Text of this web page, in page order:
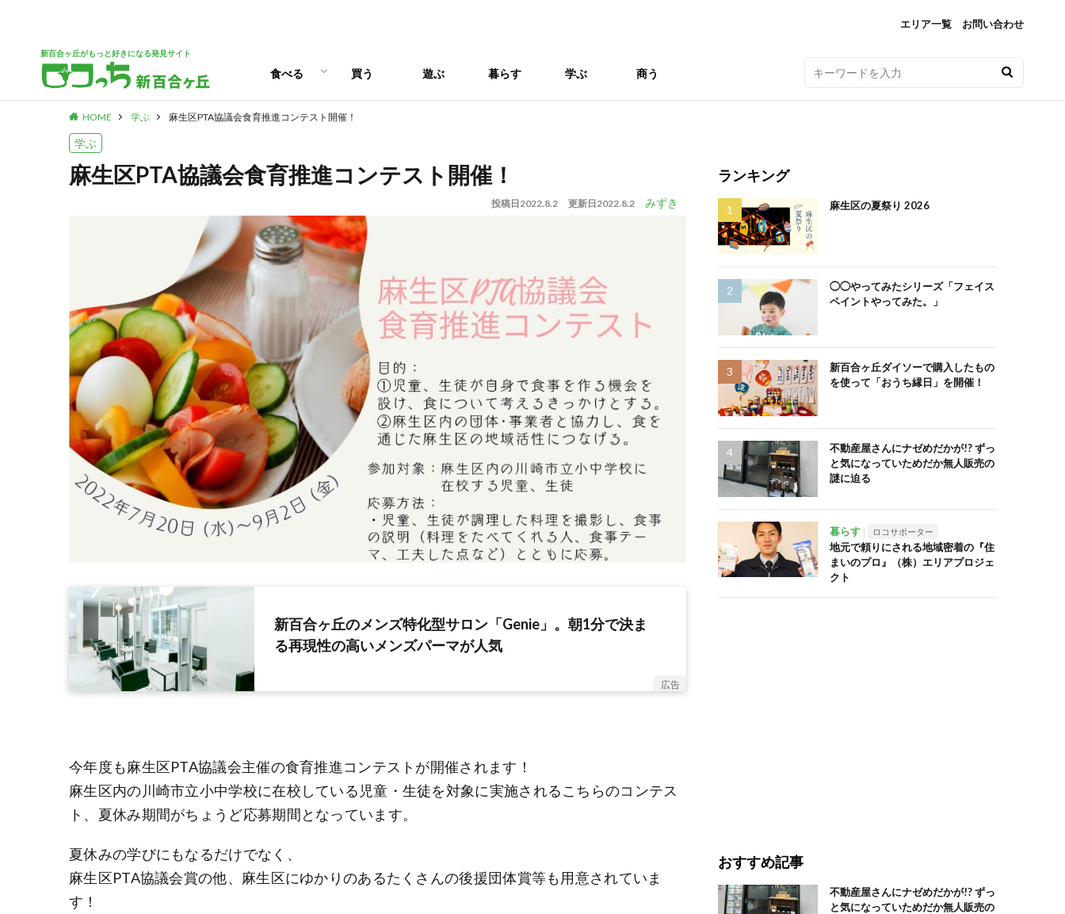
エリア一覧 お問い合わせ
新百合ヶ丘がもっと好きになる発見サイト
食べる
ランチ
スイーツ
買う 遊ぶ 暮らす 学ぶ 商う
HOME 学ぶ 麻生区PTA協議会食育推進コンテスト開催！
学ぶ
麻生区PTA協議会食育推進コンテスト開催！
投稿日2022.8.2 更新日2022.8.2 みずき
新百合ヶ丘のメンズ特化型サロン「Genie」。朝1分で決ま
る再現性の高いメンズパーマが人気
広告
今年度も麻生区PTA協議会主催の食育推進コンテストが開催されます！
麻生区内の川崎市立小中学校に在校している児童・生徒を対象に実施されるこちらのコンテス
ト、夏休み期間がちょうど応募期間となっています。
夏休みの学びにもなるだけでなく、
麻生区PTA協議会賞の他、麻生区にゆかりのあるたくさんの後援団体賞等も用意されていま
す！
ランキング
麻生区の夏祭り 2026
◯◯やってみたシリーズ「フェイス
ペイントやってみた。」
新百合ヶ丘ダイソーで購入したもの
を使って「おうち縁日」を開催！
不動産屋さんにナゼめだかが!? ずっ
と気になっていためだか無人販売の
謎に迫る
暮らす ロコサポーター
地元で頼りにされる地域密着の『住
まいのプロ』（株）エリアプロジェ
クト
おすすめ記事
不動産屋さんにナゼめだかが!? ずっ
と気になっていためだか無人販売の